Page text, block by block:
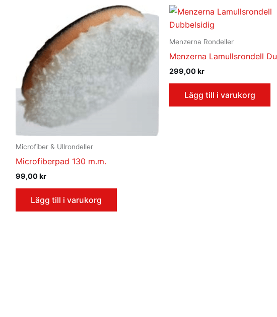
Microfiber & Ullrondeller
Microfiberpad 130 m.m.
99,00kr
Lägg till i varukorg
Menzerna Rondeller
Menzerna Lamullsrondell
299,00kr
Lägg till i varukorg